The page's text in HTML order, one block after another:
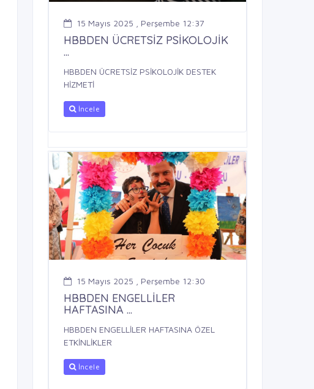
15 Mayıs 2025 , Perşembe 12:37
HBBDEN ÜCRETSİZ PSİKOLOJİK
...
HBBDEN ÜCRETSİZ PSİKOLOJİK DESTEK
HİZMETİ
İncele
15 Mayıs 2025 , Perşembe 12:30
HBBDEN ENGELLİLER
HAFTASINA ...
HBBDEN ENGELLİLER HAFTASINA ÖZEL
ETKİNLİKLER
İncele